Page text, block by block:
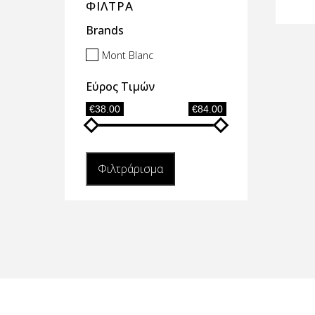
ΦΙΛΤΡΑ
Brands
Mont Blanc
Εύρος Τιμών
€38.00 €84.00
Φιλτράρισμα